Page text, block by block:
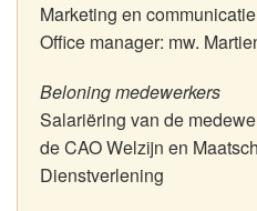
Marketing en
Office manager: mw.
Beloning medewerkers
Salariëring van de
de CAO Welzijn en
Dienstverlening